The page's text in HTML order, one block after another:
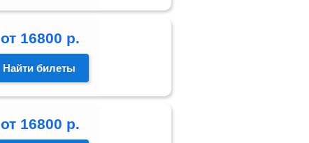
от 16800 р.
Найти билеты
от 16800 р.